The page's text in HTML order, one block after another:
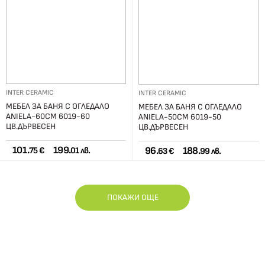
INTER CERAMIC
МЕБЕЛ ЗА БАНЯ С ОГЛЕДАЛО
ANIELA-60СМ 6019-60
ЦВ.ДЪРВЕСЕН
101.75 € 199.01 лв.
INTER CERAMIC
МЕБЕЛ ЗА БАНЯ С ОГЛЕДАЛО
ANIELA-50СМ 6019-50
ЦВ.ДЪРВЕСЕН
96.63 € 188.99 лв.
ПОКАЖИ ОЩЕ